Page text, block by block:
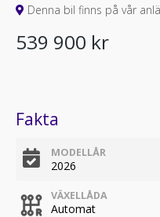
Denna bil finns på vår
539 900 kr
Fakta
MODELLÅR
2026
VÄXELLÅDA
Automat